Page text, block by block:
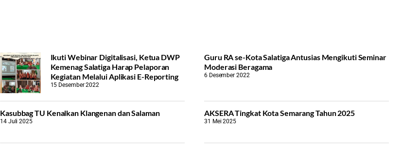
Ikuti Webinar Digitalisasi, Ketua DWP
Kemenag Salatiga Harap Pelaporan
Kegiatan Melalui Aplikasi E-Reporting
15 Desember 2022
Guru RA se-Kota Salatiga Antusias Mengikuti Seminar
Moderasi Beragama
6 Desember 2022
Kasubbag TU Kenalkan Klangenan dan Salaman
14 Juli 2025
AKSERA Tingkat Kota Semarang Tahun 2025
31 Mei 2025